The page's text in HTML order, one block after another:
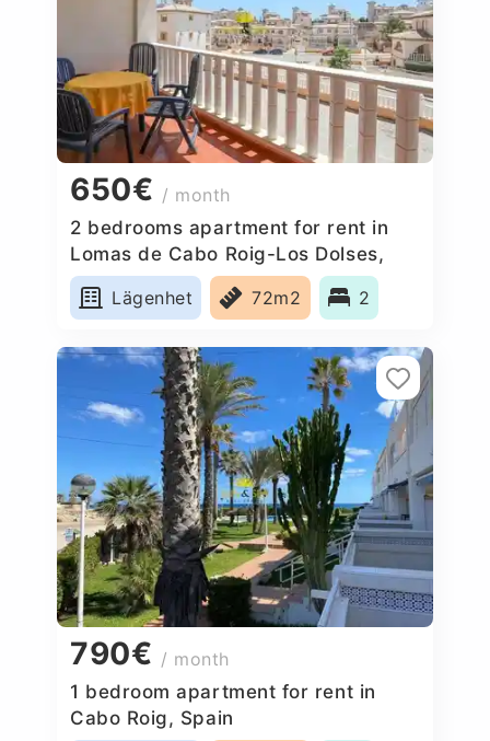
650€ / month
2 bedrooms apartment for rent in
Lomas de Cabo Roig-Los Dolses,
Spain
Lägenhet
72m2 2
790€ / month
1 bedroom apartment for rent in
Cabo Roig, Spain